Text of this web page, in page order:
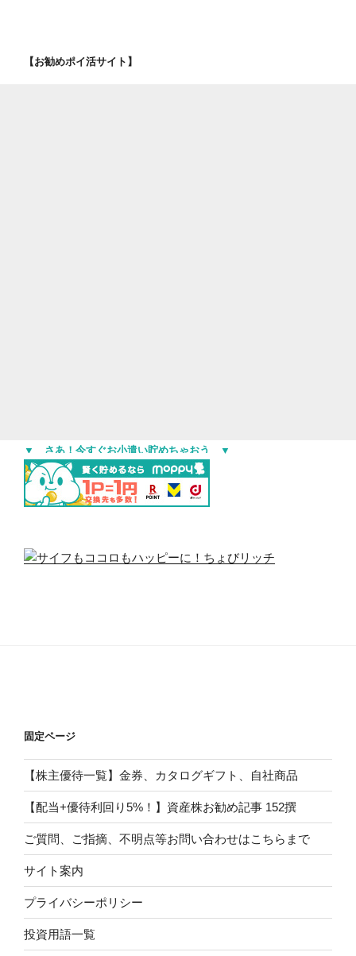
【お勧めポイ活サイト】
▼ さあ！今すぐお小遣い貯めちゃおう ▼
固定ページ
【株主優待一覧】金券、カタログギフト、自社商品
【配当+優待利回り5%！】資産株お勧め記事 152撰
ご質問、ご指摘、不明点等お問い合わせはこちらまで
サイト案内
プライバシーポリシー
投資用語一覧